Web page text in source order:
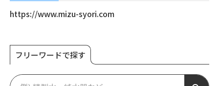
https://www.mizu-syori.com
フリーワードで探す